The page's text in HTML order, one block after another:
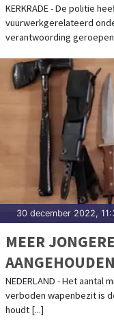
KERKRADE - De politie
vuurwerkgerelateerd
verantwoording
30 december 2022,
MEER
AANGEHOUDEN
NEDERLAND - Het
verboden wapenbezit is
houdt [...]